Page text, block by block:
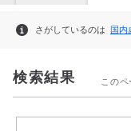
を
よ
う
関
索
ワ
さがしているのは 国内
検索結果 この